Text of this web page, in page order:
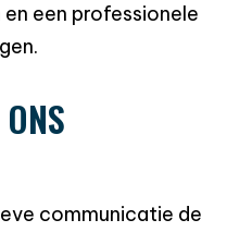
een professionele
communicatie de